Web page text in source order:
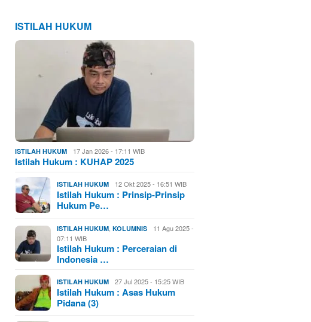
ISTILAH HUKUM
ISTILAH HUKUM 17 Jan 2026 - 17:11 WIB
Istilah Hukum : KUHAP 2025
ISTILAH HUKUM 12 Okt 2025 - 16:51 WIB
Istilah Hukum : Prinsip-Prinsip
Hukum Pe…
ISTILAH HUKUM ,KOLUMNIS
11 Agu 2025 -
07:11 WIB
Istilah Hukum : Perceraian di
Indonesia …
ISTILAH HUKUM 27 Jul 2025 - 15:25 WIB
Istilah Hukum : Asas Hukum
Pidana (3)